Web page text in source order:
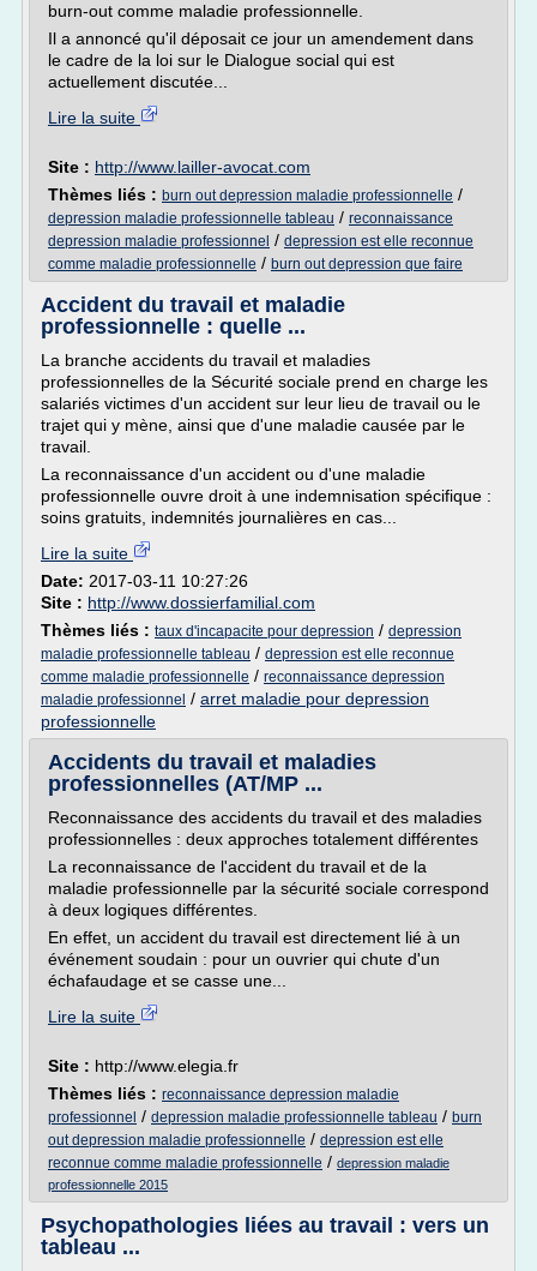
burn-out comme maladie professionnelle.
Il a annoncé qu'il déposait ce jour un amendement dans
le cadre de la loi sur le Dialogue social qui est
actuellement discutée...
Lire la suite
Site : http://www.lailler-avocat.com
Thèmes liés : burn out depression maladie professionnelle /
depression maladie professionnelle tableau / reconnaissance
depression maladie professionnel / depression est elle reconnue
comme maladie professionnelle / burn out depression que faire
Accident du travail et maladie
professionnelle : quelle ...
La branche accidents du travail et maladies
professionnelles de la Sécurité sociale prend en charge les
salariés victimes d'un accident sur leur lieu de travail ou le
trajet qui y mène, ainsi que d'une maladie causée par le
travail.
La reconnaissance d'un accident ou d'une maladie
professionnelle ouvre droit à une indemnisation spécifique :
soins gratuits, indemnités journalières en cas...
Lire la suite
Date: 2017-03-11 10:27:26
Site : http://www.dossierfamilial.com
Thèmes liés : taux d'incapacite pour depression / depression
maladie professionnelle tableau / depression est elle reconnue
comme maladie professionnelle / reconnaissance depression
maladie professionnel / arret maladie pour depression
professionnelle
Accidents du travail et maladies
professionnelles (AT/MP ...
Reconnaissance des accidents du travail et des maladies
professionnelles : deux approches totalement différentes
La reconnaissance de l'accident du travail et de la
maladie professionnelle par la sécurité sociale correspond
à deux logiques différentes.
En effet, un accident du travail est directement lié à un
événement soudain : pour un ouvrier qui chute d'un
échafaudage et se casse une...
Lire la suite
Site : http://www.elegia.fr
Thèmes liés : reconnaissance depression maladie
professionnel / depression maladie professionnelle tableau / burn
out depression maladie professionnelle / depression est elle
reconnue comme maladie professionnelle / depression maladie
professionnelle 2015
Psychopathologies liées au travail : vers un
tableau ...